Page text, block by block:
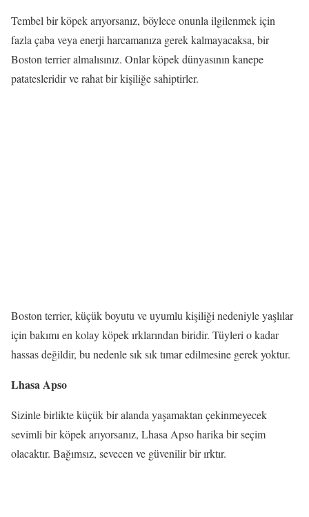
Tembel bir köpek arıyorsanız, böylece onunla ilgilenmek için
fazla çaba veya enerji harcamanıza gerek kalmayacaksa, bir
Boston terrier almalısınız. Onlar köpek dünyasının kanepe
patatesleridir ve rahat bir kişiliğe sahiptirler.
Boston terrier, küçük boyutu ve uyumlu kişiliği nedeniyle yaşlılar
için bakımı en kolay köpek ırklarından biridir. Tüyleri o kadar
hassas değildir, bu nedenle sık sık tımar edilmesine gerek yoktur.
Lhasa Apso
Sizinle birlikte küçük bir alanda yaşamaktan çekinmeyecek
sevimli bir köpek arıyorsanız, Lhasa Apso harika bir seçim
olacaktır. Bağımsız, sevecen ve güvenilir bir ırktır.